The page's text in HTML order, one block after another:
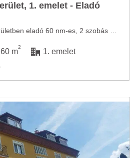
1. emelet - Eladó
60 m
2
1. emelet